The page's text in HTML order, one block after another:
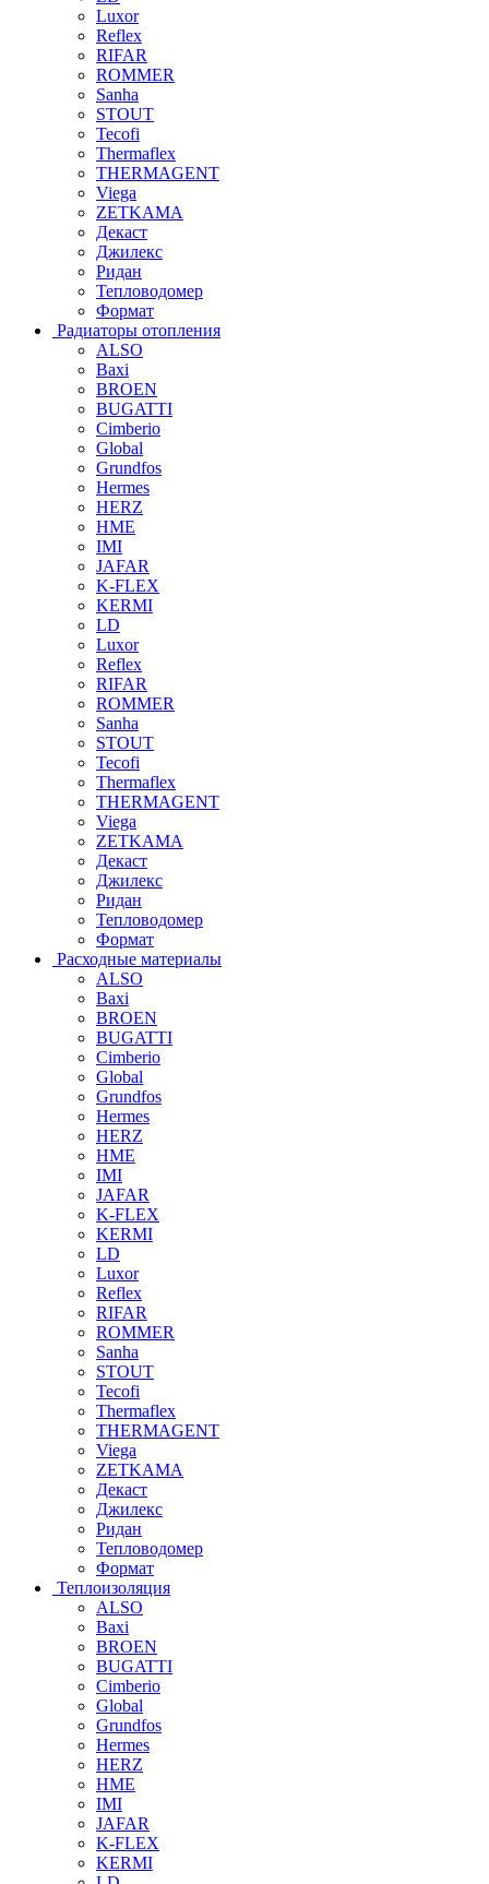
Luxor
Reflex
RIFAR
ROMMER
Sanha
STOUT
Tecofi
Thermaflex
THERMAGENT
Viega
ZETKAMA
Декаст
Джилекс
Ридан
Тепловодомер
Формат
Радиаторы отопления
ALSO
Baxi
BROEN
BUGATTI
Cimberio
Global
Grundfos
Hermes
HERZ
HME
IMI
JAFAR
K-FLEX
KERMI
LD
Luxor
Reflex
RIFAR
ROMMER
Sanha
STOUT
Tecofi
Thermaflex
THERMAGENT
Viega
ZETKAMA
Декаст
Джилекс
Ридан
Тепловодомер
Формат
Расходные материалы
ALSO
Baxi
BROEN
BUGATTI
Cimberio
Global
Grundfos
Hermes
HERZ
HME
IMI
JAFAR
K-FLEX
KERMI
LD
Luxor
Reflex
RIFAR
ROMMER
Sanha
STOUT
Tecofi
Thermaflex
THERMAGENT
Viega
ZETKAMA
Декаст
Джилекс
Ридан
Тепловодомер
Формат
Теплоизоляция
ALSO
Baxi
BROEN
BUGATTI
Cimberio
Global
Grundfos
Hermes
HERZ
HME
IMI
JAFAR
K-FLEX
KERMI